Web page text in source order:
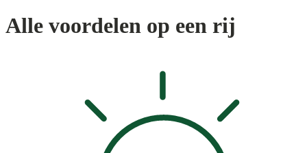
Alle voordelen op een rij